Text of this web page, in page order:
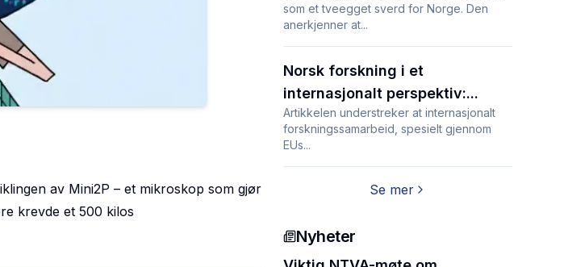
av Mini2P – et mikroskop som gjør
krevde et 500 kilos
som et tveegget sverd for Norge. Den
anerkjenner at...
Norsk forskning i et
internasjonalt perspektiv:...
Artikkelen understreker at internasjonalt
forskningssamarbeid, spesielt gjennom
EUs...
Se mer
Nyheter